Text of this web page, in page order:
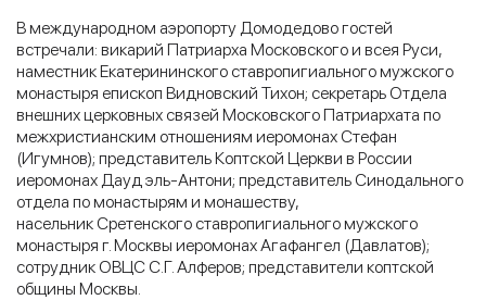
В международном аэропорту Домодедово гостей
встречали: викарий Патриарха Московского и всея Руси,
наместник Екатерининского ставропигиального мужского
монастыря епископ Видновский Тихон; секретарь Отдела
внешних церковных связей Московского Патриархата по
межхристианским отношениям иеромонах Стефан
(Игумнов); представитель Коптской Церкви в России
иеромонах Дауд эль-Антони; представитель Синодального
отдела по монастырям и монашеству,
насельник Сретенского ставропигиального мужского
монастыря г. Москвы иеромонах Агафангел (Давлатов);
сотрудник ОВЦС С.Г. Алферов; представители коптской
общины Москвы.